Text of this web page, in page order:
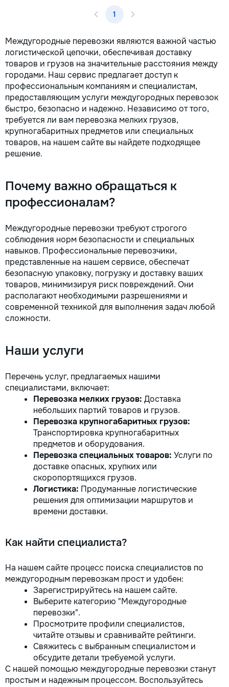
la fiecare detaliu. Contactați-ne
pentru o consultație gratuită și un
+373 603 31 178 Viber | WhatsApp
| Telegram Disponibili zilnic pentru
consultații și programări. Deviz
gratuit Consultanță profesională
Soluții pentru orice buget
Reparații executate la timp și cu
responsabilitate. Transformăm
ideile în locuințe confortabile,
moderne și funcționale! Calitatea
noastră – liniștea și confortul
dumneavoastră!
1
Междугородные перевозки являются важной частью
логистической цепочки, обеспечивая доставку
товаров и грузов на значительные расстояния между
городами. Наш сервис предлагает доступ к
профессиональным компаниям и специалистам,
предоставляющим услуги междугородных перевозок
быстро, безопасно и надежно. Независимо от того,
требуется ли вам перевозка мелких грузов,
крупногабаритных предметов или специальных
товаров, на нашем сайте вы найдете подходящее
решение.
Почему важно обращаться к
профессионалам?
Междугородные перевозки требуют строгого
соблюдения норм безопасности и специальных
навыков. Профессиональные перевозчики,
представленные на нашем сервисе, обеспечат
безопасную упаковку, погрузку и доставку ваших
товаров, минимизируя риск повреждений. Они
располагают необходимыми разрешениями и
современной техникой для выполнения задач любой
сложности.
Наши услуги
Перечень услуг, предлагаемых нашими
специалистами, включает:
Перевозка мелких грузов: Доставка
небольших партий товаров и грузов.
Перевозка крупногабаритных грузов:
Транспортировка крупногабаритных
предметов и оборудования.
Перевозка специальных товаров: Услуги по
доставке опасных, хрупких или
скоропортящихся грузов.
Логистика: Продуманные логистические
решения для оптимизации маршрутов и
времени доставки.
Как найти специалиста?
На нашем сайте процесс поиска специалистов по
междугородным перевозкам прост и удобен:
Зарегистрируйтесь на нашем сайте.
Выберите категорию "Междугородные
перевозки".
Просмотрите профили специалистов,
читайте отзывы и сравнивайте рейтинги.
Свяжитесь с выбранным специалистом и
обсудите детали требуемой услуги.
С нашей помощью междугородные перевозки станут
простым и надежным процессом. Воспользуйтесь